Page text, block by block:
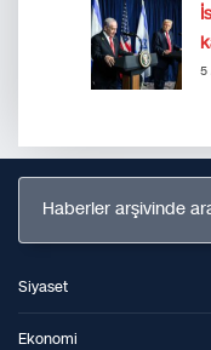
5
Haberler arşivinde
Siyaset
Ekonomi